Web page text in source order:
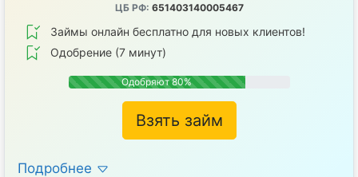
ЦБ РФ: 651403140005467
Займы онлайн бесплатно для новых клиентов!
Одобрение (7 минут)
Одобряют 80%
Взять займ
Подробнее